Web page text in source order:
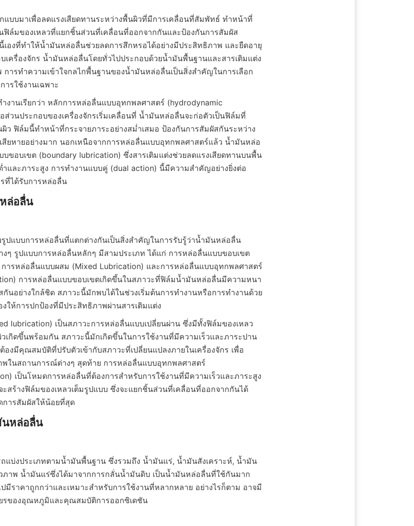
บบมาเพื่อลดแรงเสียดทานระหว่างพื้นผิวที่มีการเคลื่อนที่สัมพัทธ์ ทำหน้าที่
ฟิล์มของเหลวที่แยกชิ้นส่วนที่เคลื่อนที่ออกจากกันและป้องกันการสัมผัส
เองที่ทำให้น้ำมันหล่อลื่นช่วยลดการสึกหรอได้อย่างมีประสิทธิภาพ และยืดอายุ
เครื่องจักร น้ำมันหล่อลื่นโดยทั่วไปประกอบด้วยน้ำมันพื้นฐานและสารเติมแต่ง
การทำความเข้าใจกลไกพื้นฐานของน้ำมันหล่อลื่นเป็นสิ่งสำคัญในการเลือก
ารใช้งานเฉพาะ
านเรียกว่า หลักการหล่อลื่นแบบอุทกพลศาสตร์ (hydrodynamic
ส่วนประกอบของเครื่องจักรเริ่มเคลื่อนที่ น้ำมันหล่อลื่นจะก่อตัวเป็นฟิล์มที่
ว ฟิล์มนี้ทำหน้าที่กระจายภาระอย่างสม่ำเสมอ ป้องกันการสัมผัสกันระหว่าง
สียหายอย่างมาก นอกเหนือจากการหล่อลื่นแบบอุทกพลศาสตร์แล้ว น้ำมันหล่อ
ขอบเขต (boundary lubrication) ซึ่งสารเติมแต่งช่วยลดแรงเสียดทานบนพื้น
ำและภาระสูง การทำงานแบบคู่ (dual action) นี้มีความสำคัญอย่างยิ่งต่อ
ที่ได้รับการหล่อลื่น
ล่อลื่น
รูปแบบการหล่อลื่นที่แตกต่างกันเป็นสิ่งสำคัญในการรับรู้ว่าน้ำมันหล่อลื่น
งๆ รูปแบบการหล่อลื่นหลักๆ มีสามประเภท ได้แก่ การหล่อลื่นแบบขอบเขต
การหล่อลื่นแบบผสม (Mixed Lubrication) และการหล่อลื่นแบบอุทกพลศาสตร์
การหล่อลื่นแบบขอบเขตเกิดขึ้นในสภาวะที่ฟิล์มน้ำมันหล่อลื่นมีความหนา
นอย่างใกล้ชิด สภาวะนี้มักพบได้ในช่วงเริ่มต้นการทำงานหรือการทำงานด้วย
ให้การปกป้องที่มีประสิทธิภาพผ่านสารเติมแต่ง
lubrication) เป็นสภาวะการหล่อลื่นแบบเปลี่ยนผ่าน ซึ่งมีทั้งฟิล์มของเหลว
เกิดขึ้นพร้อมกัน สภาวะนี้มักเกิดขึ้นในการใช้งานที่มีความเร็วและภาระปาน
องมีคุณสมบัติที่ปรับตัวเข้ากับสภาวะที่เปลี่ยนแปลงภายในเครื่องจักร เพื่อ
ในสถานการณ์ต่างๆ สุดท้าย การหล่อลื่นแบบอุทกพลศาสตร์
เป็นโหมดการหล่อลื่นที่ต้องการสำหรับการใช้งานที่มีความเร็วและภาระสูง
สร้างฟิล์มของเหลวเต็มรูปแบบ ซึ่งจะแยกชิ้นส่วนที่เคลื่อนที่ออกจากกันได้
การสัมผัสให้น้อยที่สุด
นหล่อลื่น
ภาพ น้ำมันแร่ซึ่งได้มาจากการกลั่นน้ำมันดิบ เป็นน้ำมันหล่อลื่นที่ใช้กันมาก
มีราคาถูกกว่าและเหมาะสำหรับการใช้งานที่หลากหลาย อย่างไรก็ตาม อาจมี
ยรของอุณหภูมิและคุณสมบัติการออกซิเดชัน